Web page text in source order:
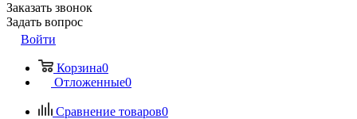
Заказать звонок
Задать вопрос
Войти
Корзина0
Отложенные0
Сравнение товаров0